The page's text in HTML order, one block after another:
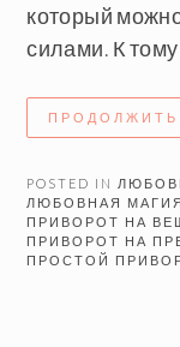
который
силами. К
ПРОДОЛЖИТЬ
POSTED IN
ЛЮБОВНАЯ МАГИЯ
ПРИВОРОТ НА
ПРИВОРОТ НА
ПРОСТОЙ